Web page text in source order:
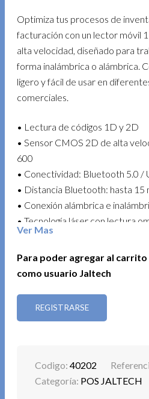
Optimiza tus procesos de
facturación con un lector móvil
alta velocidad, diseñado para
forma inalámbrica o alámbrica.
ligero y fácil de usar en
comerciales.
• Lectura de códigos 1D y 2D
• Sensor CMOS 2D de alta
600
• Conectividad: Bluetooth 5.0 /
• Distancia Bluetooth: hasta 15
• Conexión alámbrica e
• Tecnología láser con lectura
• Velocidad de lectura: 200
• Batería: 3.7 V / 1100 mAh
• Plug and play, fácil instalación
• Compatible con códigos 1D:
13, Codabar, CODE 39, CODE
Ver Mas
Para poder agregar al
como usuario Jaltech
REGISTRARSE
Codigo:40202
Categoría: POS JALTECH